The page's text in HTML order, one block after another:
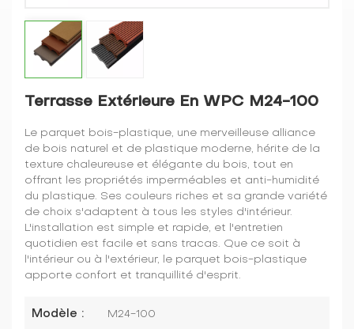
Terrasse Extérieure En WPC M24-100
Le parquet bois-plastique, une merveilleuse alliance
de bois naturel et de plastique moderne, hérite de la
texture chaleureuse et élégante du bois, tout en
offrant les propriétés imperméables et anti-humidité
du plastique. Ses couleurs riches et sa grande variété
de choix s'adaptent à tous les styles d'intérieur.
L'installation est simple et rapide, et l'entretien
quotidien est facile et sans tracas. Que ce soit à
l'intérieur ou à l'extérieur, le parquet bois-plastique
apporte confort et tranquillité d'esprit.
Modèle : M24-100